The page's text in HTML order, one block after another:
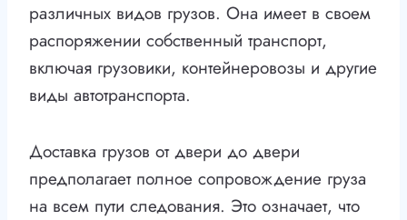
различных видов грузов. Она имеет в своем
распоряжении собственный транспорт,
включая грузовики, контейнеровозы и другие
виды автотранспорта.
Доставка грузов от двери до двери
предполагает полное сопровождение груза
на всем пути следования. Это означает, что